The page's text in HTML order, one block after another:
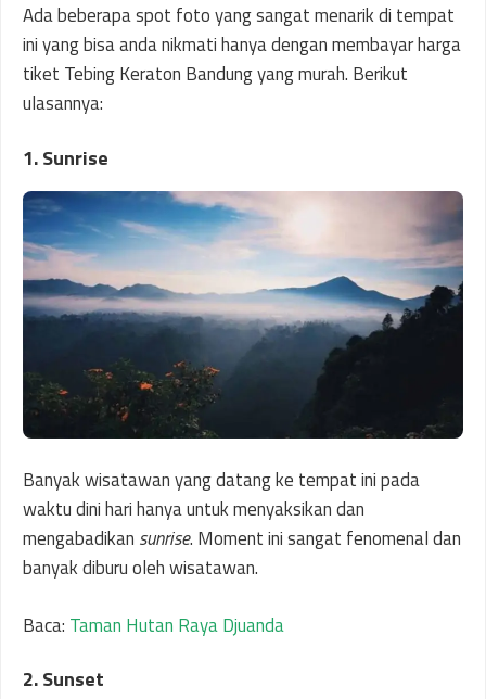
Ada beberapa spot foto yang sangat menarik di tempat
ini yang bisa anda nikmati hanya dengan membayar harga
tiket Tebing Keraton Bandung yang murah. Berikut
ulasannya:
1. Sunrise
Banyak wisatawan yang datang ke tempat ini pada
waktu dini hari hanya untuk menyaksikan dan
mengabadikan sunrise. Moment ini sangat fenomenal dan
banyak diburu oleh wisatawan.
Baca: Taman Hutan Raya Djuanda
2. Sunset